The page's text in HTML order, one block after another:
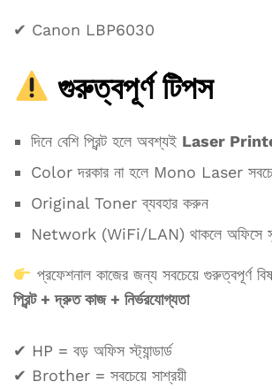
✔ Canon LBP6030
গুরুত্বপূর্ণ টিপস
দিনে বেশি প্রিন্ট হলে অবশ্যই Laser
Color দরকার না হলে Mono Laser
Original Toner ব্যবহার করুন
Network (WiFi/LAN) থাকলে অফিসে
প্রফেশনাল কাজের জন্য সবচেয়ে গুরুত্বপূর্ণ
প্রিন্ট + দ্রুত কাজ + নির্ভরযোগ্যতা
✔ HP = বড় অফিস স্ট্যান্ডার্ড
✔ Brother = সবচেয়ে সাশ্রয়ী